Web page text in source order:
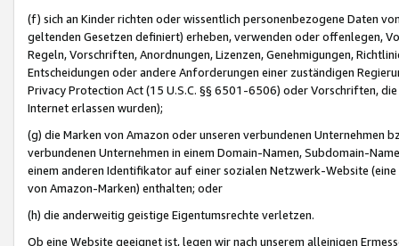
(f) sich an Kinder richten oder wissentlich personenbezogene Daten
geltenden Gesetzen definiert) erheben, verwenden oder offenlegen,
Regeln, Vorschriften, Anordnungen, Lizenzen, Genehmigungen,
Entscheidungen oder andere Anforderungen einer zuständigen
Privacy Protection Act (15 U.S.C. §§ 6501-6506) oder Vorschriften,
Internet erlassen wurden);
(g) die Marken von Amazon oder unseren verbundenen Unternehmen
verbundenen Unternehmen in einem Domain-Namen, Subdomain-
einem anderen Identifikator auf einer sozialen Netzwerk-Website
von Amazon-Marken) enthalten; oder
(h) die anderweitig geistige Eigentumsrechte verletzen.
Ob eine Website geeignet ist, legen wir nach unserem alleinigen